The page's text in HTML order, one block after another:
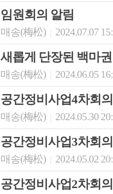
임원회의 알림
매송(梅松) 2024.07.07
새롭게 단장된 백마
매송(梅松) 2024.06.05
공간정비사업4차회의
매송(梅松) 2024.05.30
공간정비사업3차회의
매송(梅松) 2024.05.02
공간정비사업2차회의